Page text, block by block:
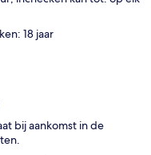
18 jaar
bij aankomst in de